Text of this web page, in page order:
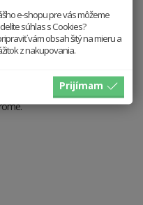
krúžkami.
zábavy na modernom
e-shopu pre vás môžeme
súhlas s Cookies?
vám obsah šitý na mieru a
z nakupovania.
Prijímam